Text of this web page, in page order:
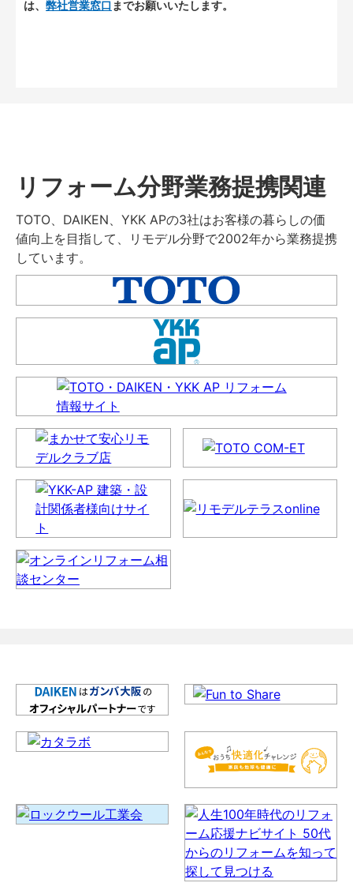
は、 弊社営業窓口 までお願いいたします。
リフォーム分野業務提携関連
TOTO、DAIKEN、YKK APの3社はお客様の暮らしの価
値向上を目指して、リモデル分野で2002年から業務提携
しています。